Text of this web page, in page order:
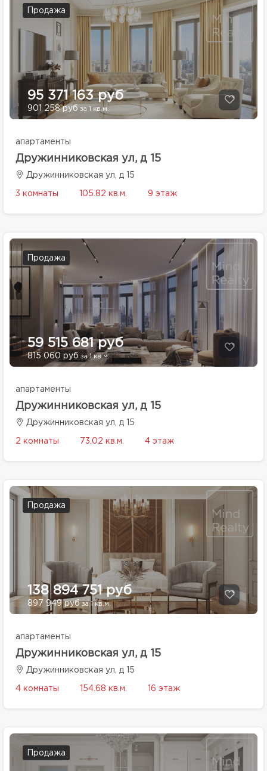
Продажа
95 371 163 руб
901 258 руб за 1 кв.м.
апартаменты
Дружинниковская ул, д 15
Дружинниковская ул, д 15
3 комнаты 105.82 кв.м. 9 этаж
Продажа
59 515 681 руб
815 060 руб за 1 кв.м.
апартаменты
Дружинниковская ул, д 15
Дружинниковская ул, д 15
2 комнаты 73.02 кв.м. 4 этаж
Продажа
138 894 751 руб
897 949 рубза 1 кв.м.
апартаменты
Дружинниковская ул, д 15
Дружинниковская ул, д 15
4 комнаты 154.68 кв.м. 16 этаж
Продажа